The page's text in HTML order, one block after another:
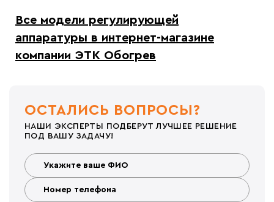
Все модели регулирующей
аппаратуры в интернет-магазине
компании ЭТК Обогрев
ОСТАЛИСЬ ВОПРОСЫ?
НАШИ ЭКСПЕРТЫ ПОДБЕРУТ ЛУЧШЕЕ РЕШЕНИЕ
ПОД ВАШУ ЗАДАЧУ!